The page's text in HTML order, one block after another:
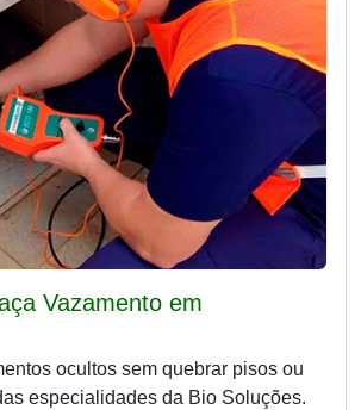
Vazamento em
ocultos sem quebrar pisos ou
especialidades da Bio Soluções.